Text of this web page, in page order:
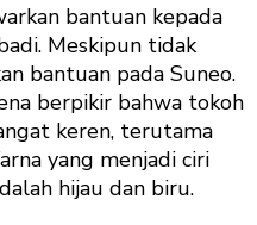
bantuan kepada
Meskipun tidak
bantuan pada Suneo.
berpikir bahwa tokoh
keren, terutama
yang menjadi ciri
hijau dan biru.